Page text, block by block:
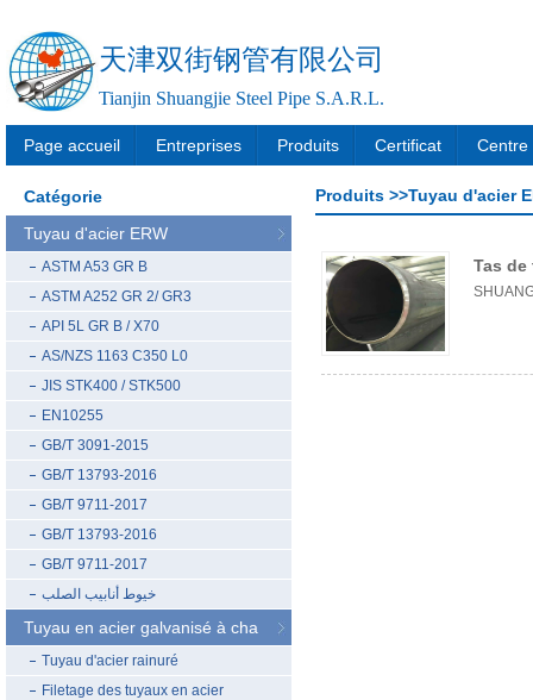
天津双街钢管有限公司
Tianjin Shuangjie Steel Pipe S.A.R.L.
Page accueil Entreprises Produits Certificat Centre
Catégorie
Tuyau d'acier ERW
ASTM A53 GR B
ASTM A252 GR 2/ GR3
API 5L GR B / X70
AS/NZS 1163 C350 L0
JIS STK400 / STK500
EN10255
GB/T 3091-2015
GB/T 13793-2016
GB/T 9711-2017
GB/T 13793-2016
GB/T 9711-2017
خيوط أنابيب الصلب
Tuyau en acier galvanisé à cha
Tuyau d'acier rainuré
Filetage des tuyaux en acier
Produits >>Tuyau d'acier
Tas de